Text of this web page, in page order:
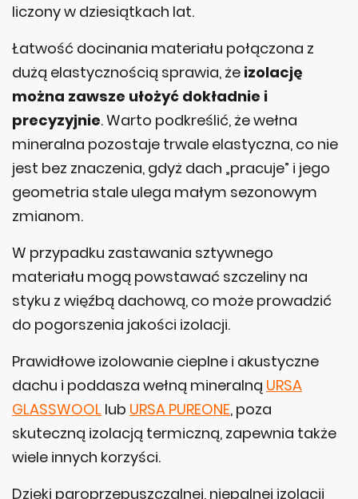
liczony w dziesiątkach lat.
Łatwość docinania materiału połączona z
dużą elastycznością sprawia, że izolację
można zawsze ułożyć dokładnie i
precyzyjnie. Warto podkreślić, że wełna
mineralna pozostaje trwale elastyczna, co nie
jest bez znaczenia, gdyż dach „pracuje” i jego
geometria stale ulega małym sezonowym
zmianom.
W przypadku zastawania sztywnego
materiału mogą powstawać szczeliny na
styku z więźbą dachową, co może prowadzić
do pogorszenia jakości izolacji.
Prawidłowe izolowanie cieplne i akustyczne
dachu i poddasza wełną mineralną URSA
GLASSWOOL lub URSA PUREONE, poza
skuteczną izolacją termiczną, zapewnia także
wiele innych korzyści.
Dzięki paroprzepuszczalnej, niepalnej izolacji